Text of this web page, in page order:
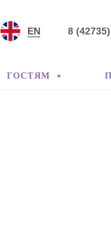
EN 8
ГОСТЯМ